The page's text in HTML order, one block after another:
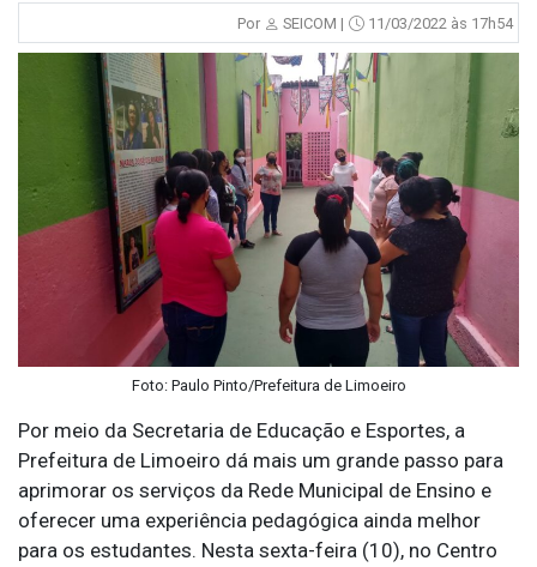
Por SEICOM | 11/03/2022 às 17h54
Foto: Paulo Pinto/Prefeitura de Limoeiro
Por meio da Secretaria de Educação e Esportes, a
Prefeitura de Limoeiro dá mais um grande passo para
aprimorar os serviços da Rede Municipal de Ensino e
oferecer uma experiência pedagógica ainda melhor
para os estudantes. Nesta sexta-feira (10), no Centro